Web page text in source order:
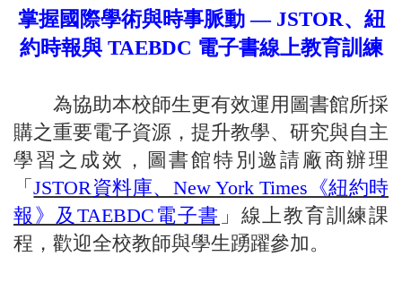
掌握國際學術與時事脈動 — JSTOR、紐
約時報與 TAEBDC 電子書線上教育訓練
為協助本校師生更有效運用圖書館所採
購之重要電子資源，提升教學、研究與自主
學習之成效，圖書館特別邀請廠商辦理
「JSTOR資料庫、New York Times《紐約時
報》及TAEBDC電子書 」線上教育訓練課
程，歡迎全校教師與學生踴躍參加。